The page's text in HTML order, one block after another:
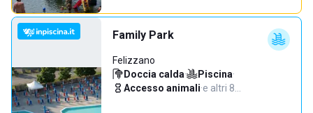
Family Park
Felizzano
Doccia calda· Piscina·
Accesso animali·e altri 8…